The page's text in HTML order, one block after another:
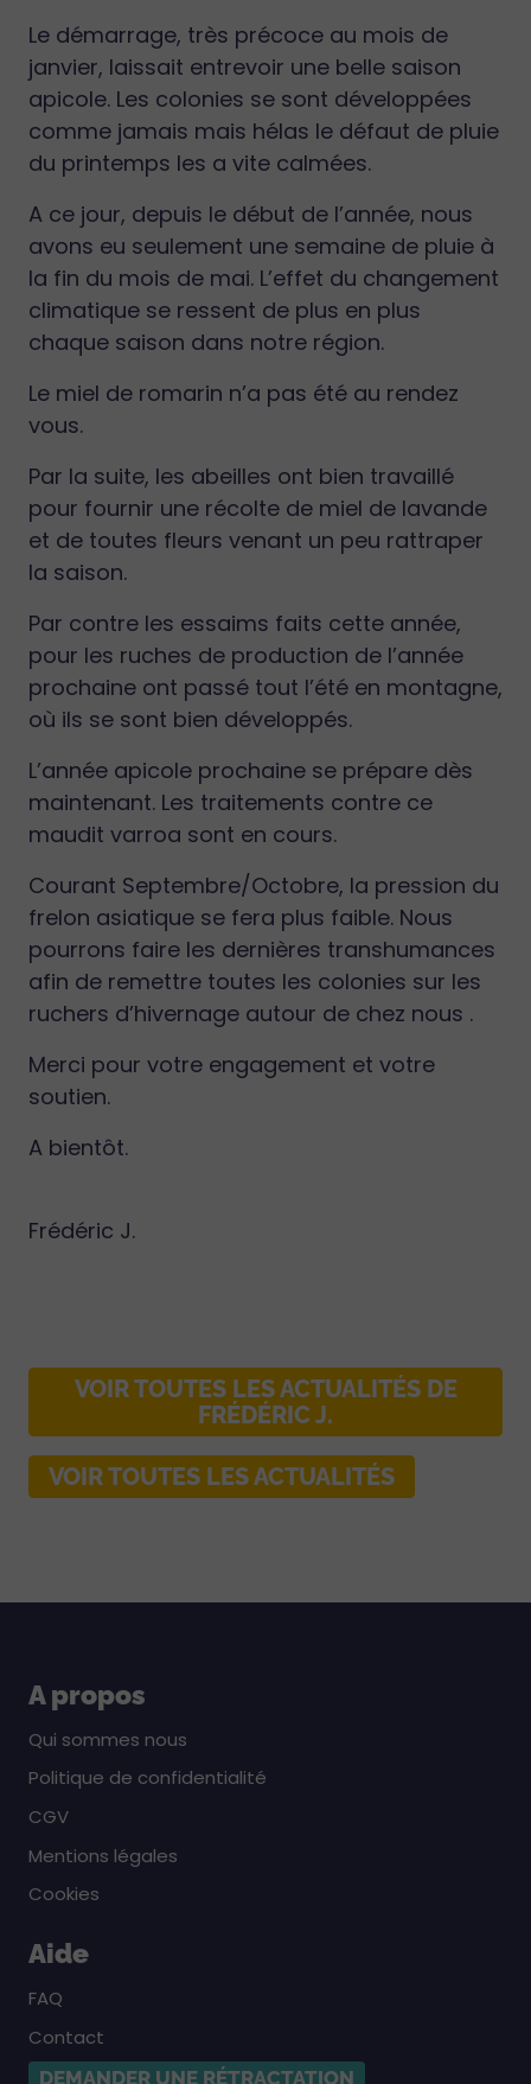
Le démarrage, très précoce au mois de
janvier, laissait entrevoir une belle saison
apicole. Les colonies se sont développées
comme jamais mais hélas le défaut de pluie
du printemps les a vite calmées.
A ce jour, depuis le début de l’année, nous
avons eu seulement une semaine de pluie à
la fin du mois de mai. L’effet du changement
climatique se ressent de plus en plus
chaque saison dans notre région.
Le miel de romarin n’a pas été au rendez
vous.
Par la suite, les abeilles ont bien travaillé
pour fournir une récolte de miel de lavande
et de toutes fleurs venant un peu rattraper
la saison.
Par contre les essaims faits cette année,
pour les ruches de production de l’année
prochaine ont passé tout l’été en montagne,
où ils se sont bien développés.
L’année apicole prochaine se prépare dès
maintenant. Les traitements contre ce
maudit varroa sont en cours.
Courant Septembre/Octobre, la pression du
frelon asiatique se fera plus faible. Nous
pourrons faire les dernières transhumances
afin de remettre toutes les colonies sur les
ruchers d’hivernage autour de chez nous .
Merci pour votre engagement et votre
soutien.
A bientôt.
Frédéric J.
VOIR TOUTES LES ACTUALITÉS DE
FRÉDÉRIC J.
VOIR TOUTES LES ACTUALITÉS
A propos
Qui sommes nous
Politique de confidentialité
CGV
Mentions légales
Cookies
Aide
FAQ
Contact
DEMANDER UNE RÉTRACTATION